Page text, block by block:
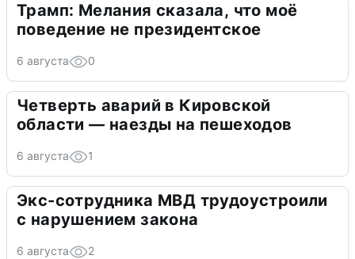
Трамп: Мелания сказала, что моё
поведение не президентское
6 августа 0
Четверть аварий в Кировской
области — наезды на пешеходов
6 августа 1
Экс-сотрудника МВД трудоустроили
с нарушением закона
6 августа 2